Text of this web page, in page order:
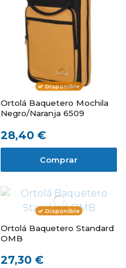
Disponible
Ortolá Baquetero Mochila
Negro/Naranja 6509
28,40 €
Comprar
Disponible
Ortolá Baquetero Standard
OMB
27,30 €